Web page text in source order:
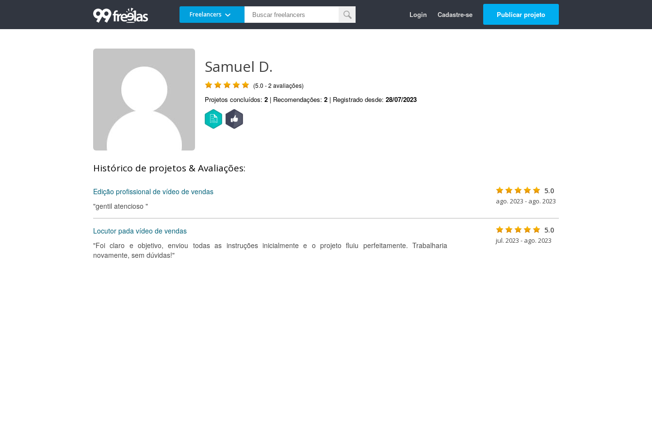
Freelancers Login Cadastre-se Publicar projeto
Samuel D.
(5.0 - 2 avaliações)
Projetos concluídos: 2 | Recomendações: 2 | Registrado desde: 28/07/2023
Histórico de projetos & Avaliações:
Edição profissional de vídeo de vendas
"gentil atencioso "
5.0
ago. 2023 - ago. 2023
Locutor pada vídeo de vendas
"Foi claro e objetivo, enviou todas as instruções inicialmente e o projeto fluiu perfeitamente. Trabalharia
novamente, sem dúvidas!"
5.0
jul. 2023 - ago. 2023